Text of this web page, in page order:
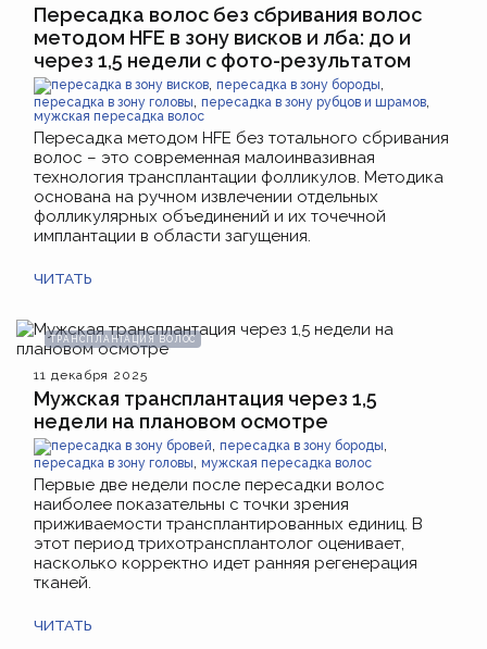
Пересадка волос без сбривания волос
методом HFE в зону висков и лба: до и
через 1,5 недели с фото-результатом
пересадка в зону висков,пересадка в зону бороды,
пересадка в зону головы ,пересадка в зону рубцов и шрамов
мужская пересадка волос
Пересадка методом HFE без тотального сбривания
волос – это современная малоинвазивная
технология трансплантации фолликулов. Методика
основана на ручном извлечении отдельных
фолликулярных объединений и их точечной
имплантации в области загущения.
ЧИТАТЬ
ТРАНСПЛАНТАЦИЯ ВОЛОС
11 декабря 2025
Мужская трансплантация через 1,5
недели на плановом осмотре
пересадка в зону бровей,пересадка в зону бороды,
пересадка в зону головы ,мужская пересадка волос
Первые две недели после пересадки волос
наиболее показательны с точки зрения
приживаемости трансплантированных единиц. В
этот период трихотрансплантолог оценивает,
насколько корректно идет ранняя регенерация
тканей.
ЧИТАТЬ